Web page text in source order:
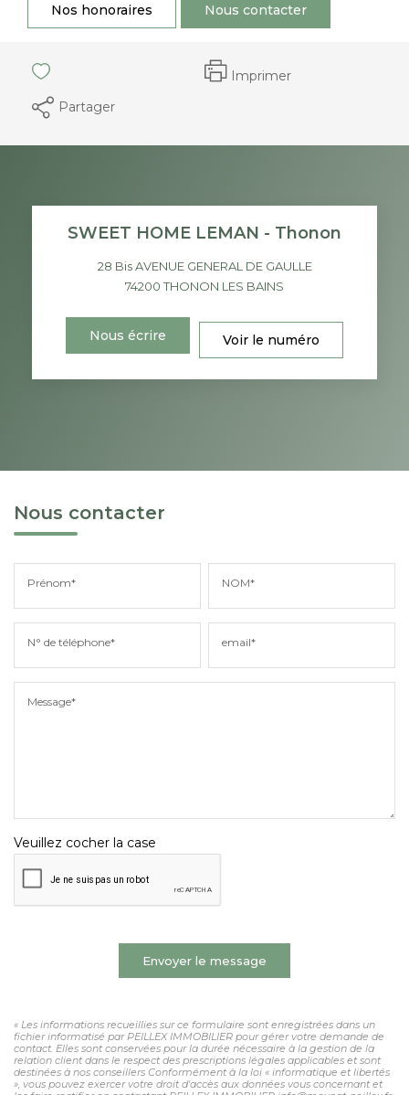
Nos honoraires Nous contacter
Imprimer
Partager
SWEET HOME LEMAN - Thonon
28 Bis AVENUE GENERAL DE GAULLE
74200THONON LES BAINS
Nous écrire Voir le numéro
Nous contacter
Prénom* NOM*
N° de téléphone* email*
Message*
Veuillez cocher la case
Envoyer le message
« Les informations recueillies sur ce formulaire sont enregistrées dans un
fichier informatisé par PEILLEX IMMOBILIER pour gérer votre demande de
contact. Elles sont conservées pour la durée nécessaire à la gestion de la
relation client dans le respect des prescriptions légales applicables et sont
destinées à nos conseillers Conformément à la loi « informatique et libertés
», vous pouvez exercer votre droit d'accès aux données vous concernant et